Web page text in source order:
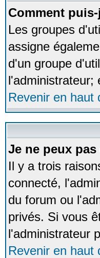
Comment
Les groupes
assigne
d'un groupe
l'administrateur;
Revenir en haut
Je ne peux
Il y a trois
connecté,
du forum ou
privés. Si vous
l'administrateur
Revenir en haut